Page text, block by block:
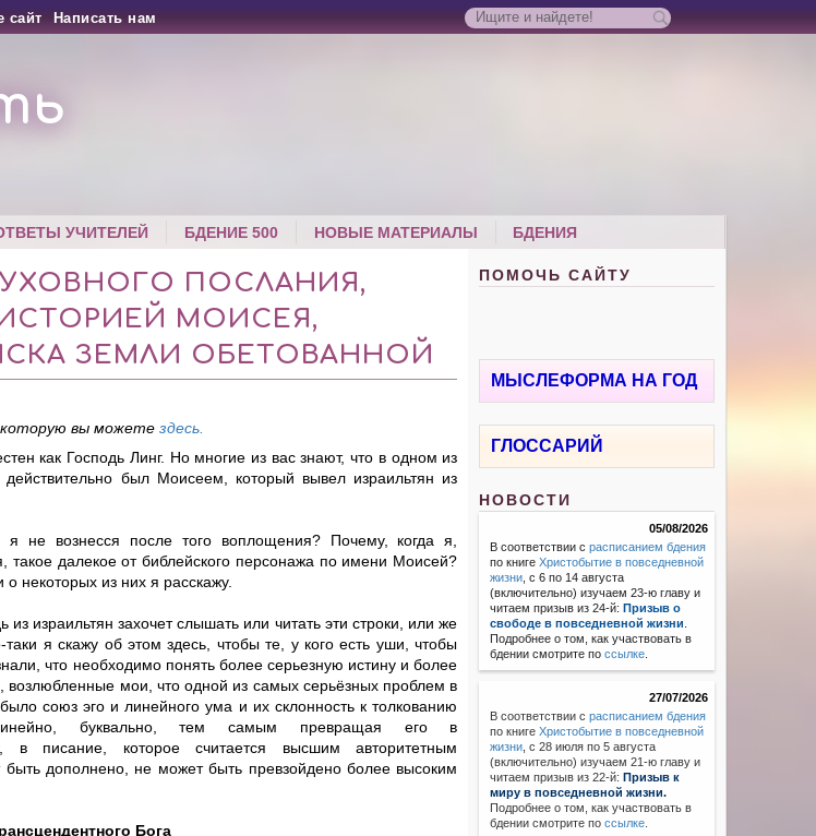
сайт Написать нам
УЧИТЕЛЕЙ БДЕНИЕ 500 НОВЫЕ МАТЕРИАЛЫ БДЕНИЯ
ПОСЛАНИЯ,
МОИСЕЯ,
ЗЕМЛИ ОБЕТОВАННОЙ
которую вы можете здесь.
как Господь Линг. Но многие из вас знают, что в одном из
был Моисеем, который вывел израильтян из
не вознесся после того воплощения? Почему, когда я,
такое далекое от библейского персонажа по имени Моисей?
некоторых из них я расскажу.
израильтян захочет слышать или читать эти строки, или же
таки я скажу об этом здесь, чтобы те, у кого есть уши, чтобы
что необходимо понять более серьезную истину и более
возлюбленные мои, что одной из самых серьёзных проблем в
союз эго и линейного ума и их склонность к толкованию
буквально, тем самым превращая его в
в писание, которое считается высшим авторитетным
дополнено, не может быть превзойдено более высоким
Бога
ПОМОЧЬ САЙТУ
МЫСЛЕФОРМА НА ГОД
ГЛОССАРИЙ
НОВОСТИ
05/08/2026
В соответствии срасписанием бдения
по книгеХристобытие в повседневной
жизни , с 6 по 14 августа
(включительно) изучаем 23-ю главу и
читаем призыв из 24-й: Призыв о
свободе в повседневной жизни
Подробнее о том, как участвовать в
бдении смотрите поссылке
27/07/2026
В соответствии с расписанием бдения
по книгеХристобытие в повседневной
жизни с 28 июля по 5 августа
(включительно) изучаем 21-ю главу и
читаем призыв из 22-й: Призыв к
миру в повседневной жизни.
Подробнее о том, как участвовать в
бдении смотрите поссылке